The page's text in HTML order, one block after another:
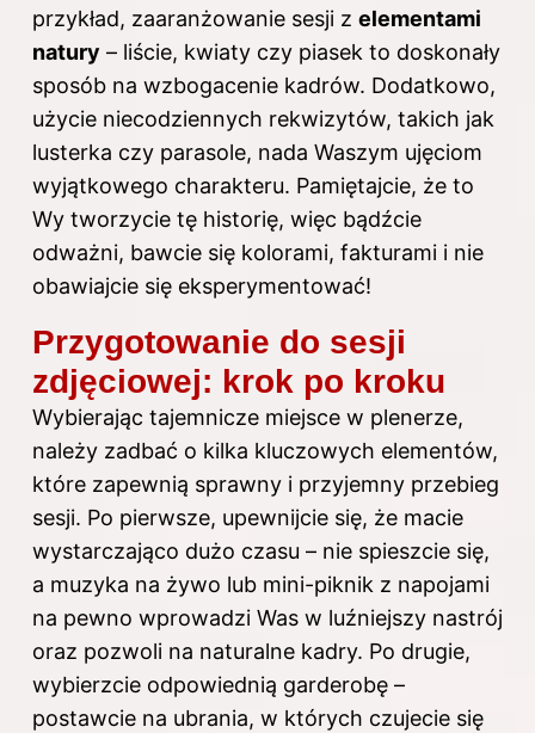
przykład, zaaranżowanie sesji z elementami
natury – liście, kwiaty czy piasek to doskonały
sposób na wzbogacenie kadrów. Dodatkowo,
użycie niecodziennych rekwizytów, takich jak
lusterka czy parasole, nada Waszym ujęciom
wyjątkowego charakteru. Pamiętajcie, że to
Wy tworzycie tę historię, więc bądźcie
odważni, bawcie się kolorami, fakturami i nie
obawiajcie się eksperymentować!
Przygotowanie do sesji
zdjęciowej: krok po kroku
Wybierając tajemnicze miejsce w plenerze,
należy zadbać o kilka kluczowych elementów,
które zapewnią sprawny i przyjemny przebieg
sesji. Po pierwsze, upewnijcie się, że macie
wystarczająco dużo czasu – nie spieszcie się,
a muzyka na żywo lub mini-piknik z napojami
na pewno wprowadzi Was w luźniejszy nastrój
oraz pozwoli na naturalne kadry. Po drugie,
wybierzcie odpowiednią garderobę –
postawcie na ubrania, w których czujecie się